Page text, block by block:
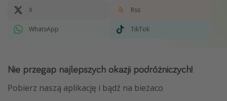
X Rss
WhatsApp TikTok
Nie przegap najlepszych okazji podróżniczych!
Pobierz naszą aplikację i bądź na bieżaco